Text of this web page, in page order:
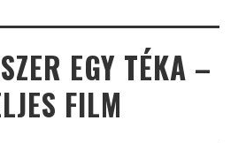
EGY TÉKA –
FILM